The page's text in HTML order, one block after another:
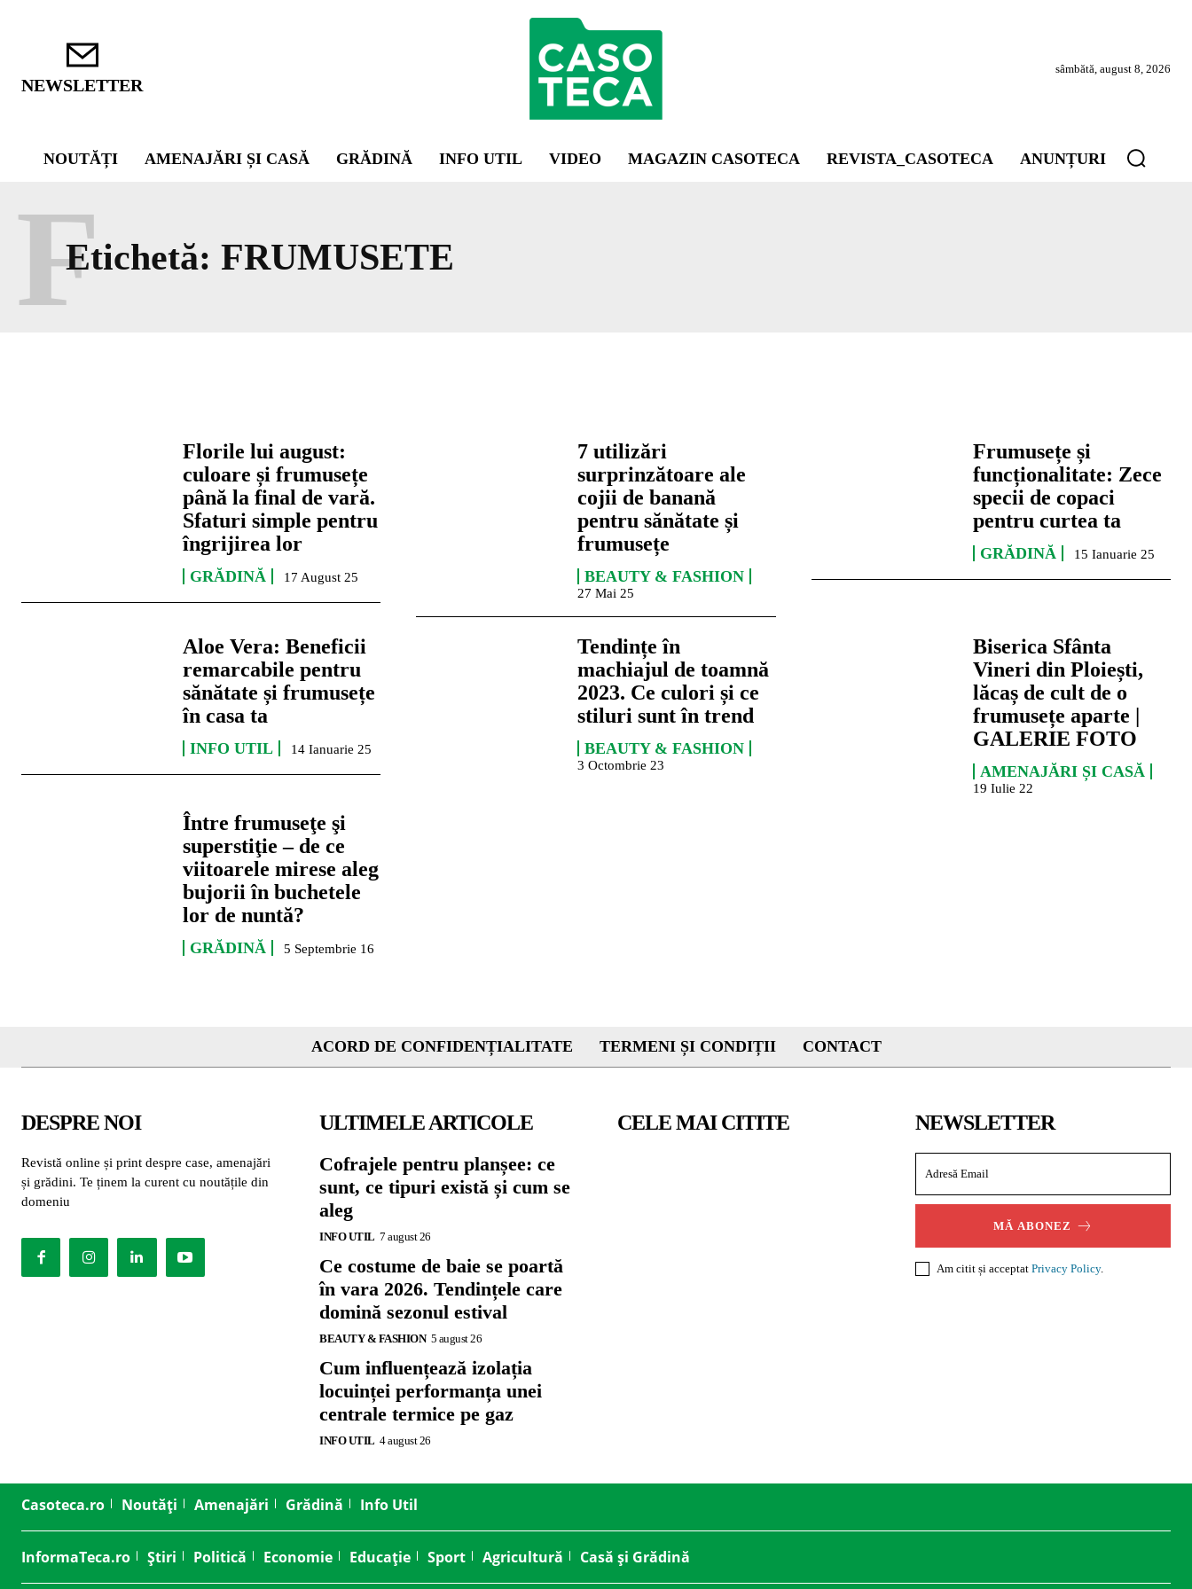
NEWSLETTER
sâmbătă, august 8, 2026
NOUTĂȚI AMENAJĂRI ȘI CASĂ GRĂDINĂ INFO UTIL VIDEO MAGAZIN CASOTECA REVISTA_CASOTECA ANUNȚURI
Etichetă: FRUMUSETE
F
Florile lui august:
culoare și frumusețe
până la final de vară.
Sfaturi simple pentru
îngrijirea lor
GRĂDINĂ 17 August 25
7 utilizări
surprinzătoare ale
cojii de banană
pentru sănătate și
frumusețe
BEAUTY & FASHION
27 Mai 25
Frumusețe și
funcționalitate: Zece
specii de copaci
pentru curtea ta
GRĂDINĂ 15 Ianuarie 25
Aloe Vera: Beneficii
remarcabile pentru
sănătate și frumusețe
în casa ta
INFO UTIL 14 Ianuarie 25
Tendințe în
machiajul de toamnă
2023. Ce culori și ce
stiluri sunt în trend
BEAUTY & FASHION
3 Octombrie 23
Biserica Sfânta
Vineri din Ploiești,
lăcaș de cult de o
frumusețe aparte |
GALERIE FOTO
AMENAJĂRI ȘI CASĂ
19 Iulie 22
Între frumuseţe şi
superstiţie – de ce
viitoarele mirese aleg
bujorii în buchetele
lor de nuntă?
GRĂDINĂ 5 Septembrie 16
ACORD DE CONFIDENȚIALITATE TERMENI ȘI CONDIȚII CONTACT
DESPRE NOI
Revistă online și print despre case, amenajări
și grădini. Te ținem la curent cu noutățile din
domeniu
ULTIMELE ARTICOLE
Cofrajele pentru planșee: ce
sunt, ce tipuri există și cum se
aleg
INFO UTIL 7 august 26
Ce costume de baie se poartă
în vara 2026. Tendințele care
domină sezonul estival
BEAUTY & FASHION 5 august 26
Cum influențează izolația
locuinței performanța unei
centrale termice pe gaz
INFO UTIL 4 august 26
CELE MAI CITITE NEWSLETTER
MĂ ABONEZ
Am citit și acceptat Privacy Policy.
Casoteca.ro Noutăți Amenajări Grădină Info Util
InformaTeca.ro Știri Politică Economie Educație Sport Agricultură Casă și Grădină